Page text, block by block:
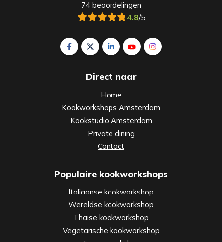
74 beoordelingen
4.8/5
Volg ons op Facebook Smaak Amsterdam
Volg ons op X Smaak Amsterdam
Volg ons op LinkedIn Smaak
Volg ons op YouTube
Volg ons op
Direct naar
Home
Kookworkshops Amsterdam
Kookstudio Amsterdam
Private dining
Contact
Populaire kookworkshops
Italiaanse kookworkshop
Wereldse kookworkshop
Thaise kookworkshop
Vegetarische kookworkshop